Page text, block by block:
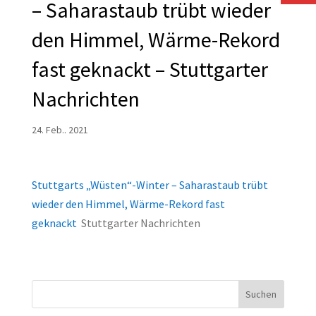
– Saharastaub trübt wieder
den Himmel, Wärme-Rekord
fast geknackt – Stuttgarter
Nachrichten
24. Feb.. 2021
Stuttgarts „Wüsten“-Winter – Saharastaub trübt
wieder den Himmel, Wärme-Rekord fast
geknackt Stuttgarter Nachrichten
Suchen